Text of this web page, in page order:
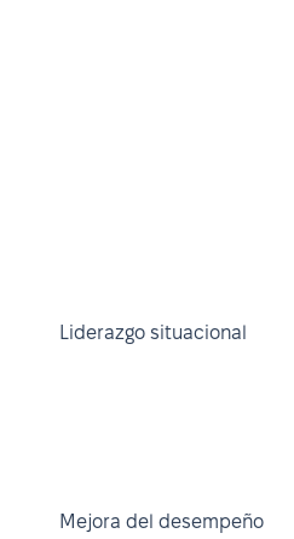
Liderazgo situacional
Mejora del desempeño